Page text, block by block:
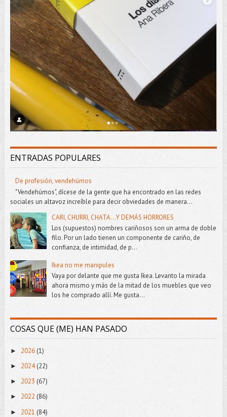
ENTRADAS POPULARES
De profesión, vendehúmos
"Vendehúmos", dícese de la gente que ha encontrado en las redes
sociales un altavoz increíble para decir obviedades de manera...
CARI, CHURRI, CHATA...Y DEMÁS HORRORES
Los (supuestos) nombres cariñosos son un arma de doble
filo. Por un lado tienen un componente de cariño, de
confianza, de intimidad, de p...
Ikea no me manipules
Vaya por delante que me gusta Ikea. Levanto la mirada
ahora mismo y más de la mitad de los muebles que veo
los he comprado allí. Me gusta...
COSAS QUE (ME) HAN PASADO
► 2026 (1)
► 2024(22)
► 2023 (67)
► 2022 (86)
► 2021 (84)